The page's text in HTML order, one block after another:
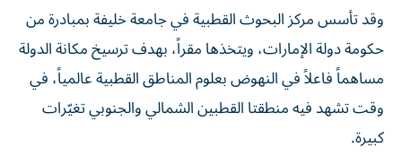
وقد تأسس مركز البحوث القطبية في جامعة خليفة بمبادرة من
حكومة دولة الإمارات، ويتخذها مقراً، بهدف ترسيخ مكانة الدولة
مساهماً فاعلاً في النهوض بعلوم المناطق القطبية عالمياً، في
وقت تشهد فيه منطقتا القطبين الشمالي والجنوبي تغيّرات
كبيرة.